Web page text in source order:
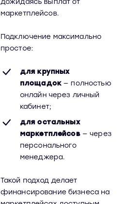
дожидаясь выплат от
маркетплейсов.
Подключение максимально
простое:
для крупных
площадок — полностью
онлайн через личный
кабинет;
для остальных
маркетплейсов — через
персонального
менеджера.
Такой подход делает
финансирование бизнеса на